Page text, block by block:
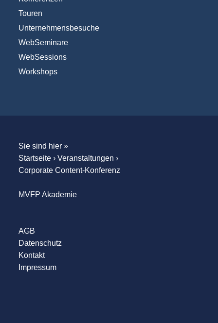
Touren
Unternehmensbesuche
WebSeminare
WebSessions
Workshops
Sie sind hier »
Startseite› Veranstaltungen ›
Corporate Content-Konferenz
MVFP Akademie
AGB
Datenschutz
Kontakt
Impressum